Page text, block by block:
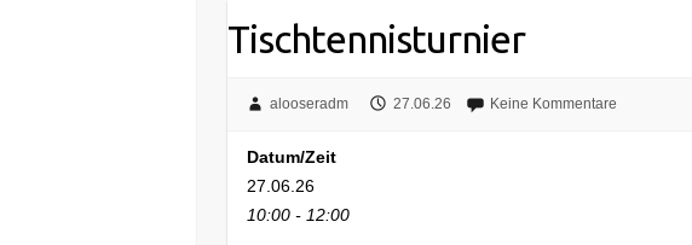
Tischtennisturnier
alooseradm 27.06.26 Keine Kommentare
Datum/Zeit
27.06.26
10:00 - 12:00